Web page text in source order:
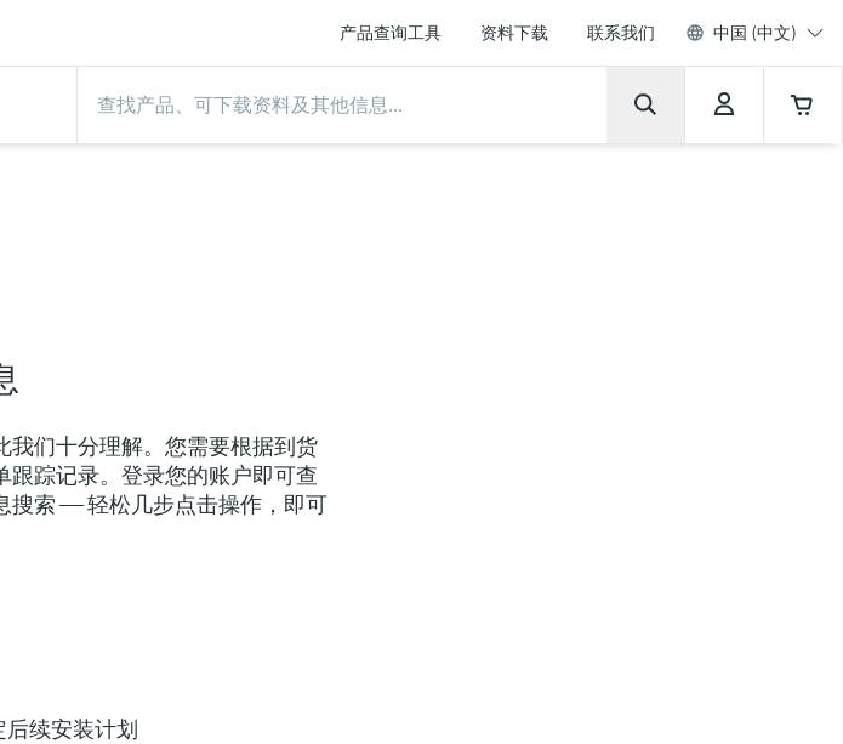
产品查询工具 资料下载 联系我们 中国 (中文)
我们十分理解。您需要根据到货
踪记录。登录您的账户即可查
索 —— 轻松几步点击操作，即可
续安装计划